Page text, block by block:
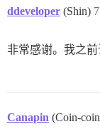
ddeveloper (Shin) 7
非常感谢。我之
Canapin (Coin-